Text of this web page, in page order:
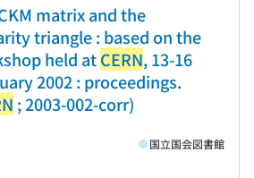
matrix and the
triangle : based on the
held atCERN, 13-16
2002 : proceedings.
; 2003-002-corr)
国立国会図書館